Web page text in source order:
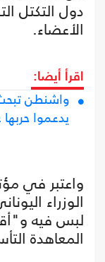
دول التكتل
الأعضاء.
اقرأ أيضا:
واشنطن
يدعموا
واعتبر في
الوزراء
لبس فيه
المعاهدة